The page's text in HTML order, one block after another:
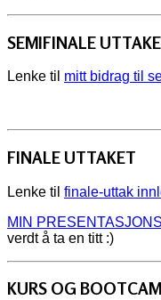
SEMIFINALE
Lenke til mitt bidrag til
FINALE UTTAKET
Lenke til finale-uttak
MIN
verdt å ta en titt :)
KURS OG